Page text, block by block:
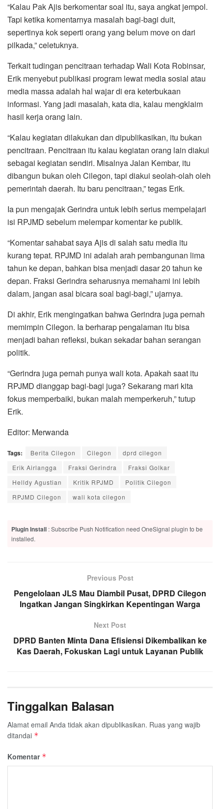
“Kalau Pak Ajis berkomentar soal itu, saya angkat jempol.
Tapi ketika komentarnya masalah bagi-bagi duit,
sepertinya kok seperti orang yang belum move on dari
pilkada,” celetuknya.
Terkait tudingan pencitraan terhadap Wali Kota Robinsar,
Erik menyebut publikasi program lewat media sosial atau
media massa adalah hal wajar di era keterbukaan
informasi. Yang jadi masalah, kata dia, kalau mengklaim
hasil kerja orang lain.
“Kalau kegiatan dilakukan dan dipublikasikan, itu bukan
pencitraan. Pencitraan itu kalau kegiatan orang lain diakui
sebagai kegiatan sendiri. Misalnya Jalan Kembar, itu
dibangun bukan oleh Cilegon, tapi diakui seolah-olah oleh
pemerintah daerah. Itu baru pencitraan,” tegas Erik.
Ia pun mengajak Gerindra untuk lebih serius mempelajari
isi RPJMD sebelum melempar komentar ke publik.
“Komentar sahabat saya Ajis di salah satu media itu
kurang tepat. RPJMD ini adalah arah pembangunan lima
tahun ke depan, bahkan bisa menjadi dasar 20 tahun ke
depan. Fraksi Gerindra seharusnya memahami ini lebih
dalam, jangan asal bicara soal bagi-bagi,” ujarnya.
Di akhir, Erik mengingatkan bahwa Gerindra juga pernah
memimpin Cilegon. Ia berharap pengalaman itu bisa
menjadi bahan refleksi, bukan sekadar bahan serangan
politik.
“Gerindra juga pernah punya wali kota. Apakah saat itu
RPJMD dianggap bagi-bagi juga? Sekarang mari kita
fokus memperbaiki, bukan malah memperkeruh,” tutup
Erik.
Editor: Merwanda
Tags: Berita Cilegon Cilegon
dprd cilegon
Erik Airlangga
Fraksi Gerindra
Fraksi Golkar
Helldy Agustian
Kritik RPJMD
Politik Cilegon
RPJMD Cilegon
wali kota cilegon
Plugin Install : Subscribe Push Notification need OneSignal plugin to be
installed.
Previous Post
Pengelolaan JLS Mau Diambil Pusat, DPRD Cilegon
Ingatkan Jangan Singkirkan Kepentingan Warga
Next Post
DPRD Banten Minta Dana Efisiensi Dikembalikan ke
Kas Daerah, Fokuskan Lagi untuk Layanan Publik
Tinggalkan Balasan
Alamat email Anda tidak akan dipublikasikan. Ruas yang wajib
ditandai *
Komentar *